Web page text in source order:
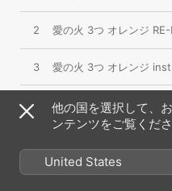
2 愛の火 3つ オレンジ
3 愛の火 3つ オレンジ
1999年11月26日
℗ 1999 Sony Music
他の国を選択して、
ンテンツをご覧くだ
United States